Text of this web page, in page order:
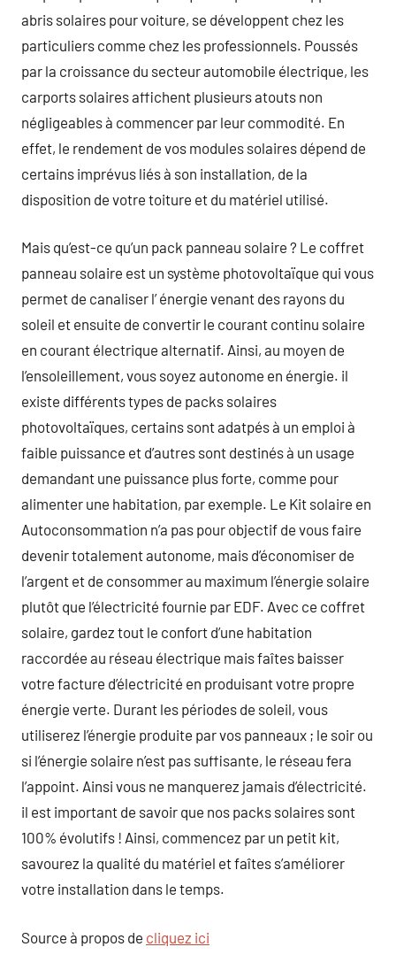
abris solaires pour voiture, se développent chez les
particuliers comme chez les professionnels. Poussés
par la croissance du secteur automobile électrique, les
carports solaires affichent plusieurs atouts non
négligeables à commencer par leur commodité. En
effet, le rendement de vos modules solaires dépend de
certains imprévus liés à son installation, de la
disposition de votre toiture et du matériel utilisé.
Mais qu’est-ce qu’un pack panneau solaire ? Le coffret
panneau solaire est un système photovoltaïque qui vous
permet de canaliser l’ énergie venant des rayons du
soleil et ensuite de convertir le courant continu solaire
en courant électrique alternatif. Ainsi, au moyen de
l’ensoleillement, vous soyez autonome en énergie. il
existe différents types de packs solaires
photovoltaïques, certains sont adatpés à un emploi à
faible puissance et d’autres sont destinés à un usage
demandant une puissance plus forte, comme pour
alimenter une habitation, par exemple. Le Kit solaire en
Autoconsommation n’a pas pour objectif de vous faire
devenir totalement autonome, mais d’économiser de
l’argent et de consommer au maximum l’énergie solaire
plutôt que l’électricité fournie par EDF. Avec ce coffret
solaire, gardez tout le confort d’une habitation
raccordée au réseau électrique mais faîtes baisser
votre facture d’électricité en produisant votre propre
énergie verte. Durant les périodes de soleil, vous
utiliserez l’énergie produite par vos panneaux ; le soir ou
si l’énergie solaire n’est pas suffisante, le réseau fera
l’appoint. Ainsi vous ne manquerez jamais d’électricité.
il est important de savoir que nos packs solaires sont
100% évolutifs ! Ainsi, commencez par un petit kit,
savourez la qualité du matériel et faîtes s’améliorer
votre installation dans le temps.
Source à propos de cliquez ici